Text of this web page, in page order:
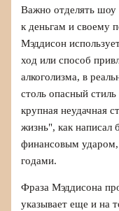
Важно отделять шоу
к деньгам и своему
Мэддисон
ход или способ
алкоголизма, в
столь опасный
крупная неудачная
жизнь", как написал
финансовым ударом,
годами.
Фраза Мэддисона
указывает еще и на